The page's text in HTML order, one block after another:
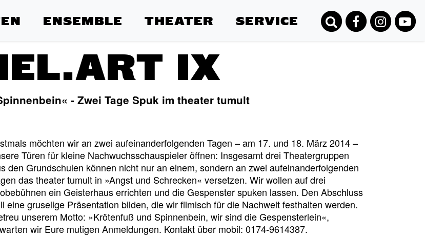
ENSEMBLE THEATER SERVICE
IX
- Zwei Tage Spuk im theater tumult
möchten wir an zwei aufeinanderfolgenden Tagen – am 17. und 18. März 2014 –
Türen für kleine Nachwuchsschauspieler öffnen: Insgesamt drei Theatergruppen
den Grundschulen können nicht nur an einem, sondern an zwei aufeinanderfolgenden
das theater tumult in »Angst und Schrecken« versetzen. Wir wollen auf drei
ein Geisterhaus errichten und die Gespenster spuken lassen. Den Abschluss
eine gruselige Präsentation bilden, die wir filmisch für die Nachwelt festhalten werden.
unserem Motto: »Krötenfuß und Spinnenbein, wir sind die Gespensterlein«,
wir Eure mutigen Anmeldungen. Kontakt über mobil: 0174-9614387.